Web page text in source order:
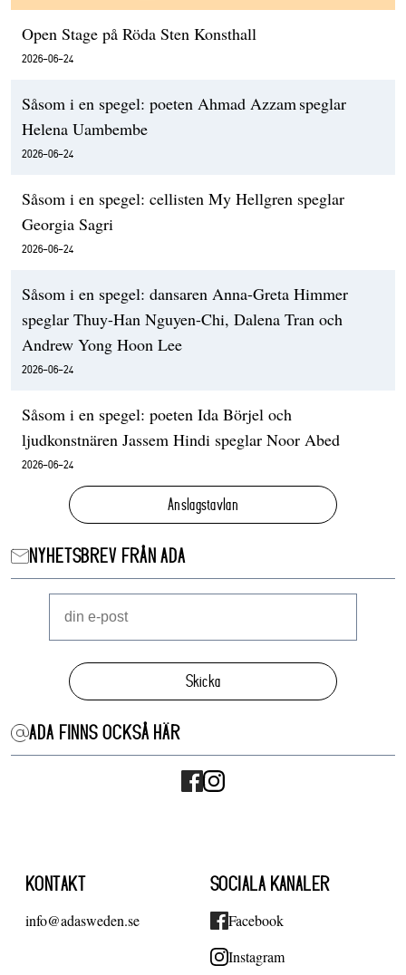
Open Stage på Röda Sten Konsthall
2026-06-24
Såsom i en spegel: poeten Ahmad Azzam speglar
Helena Uambembe
2026-06-24
Såsom i en spegel: cellisten My Hellgren speglar
Georgia Sagri
2026-06-24
Såsom i en spegel: dansaren Anna-Greta Himmer
speglar Thuy-Han Nguyen-Chi, Dalena Tran och
Andrew Yong Hoon Lee
2026-06-24
Såsom i en spegel: poeten Ida Börjel och
ljudkonstnären Jassem Hindi speglar Noor Abed
2026-06-24
Anslagstavlan
NYHETSBREV FRÅN ADA
Skicka
ADA FINNS OCKSÅ HÄR
KONTAKT
info@adasweden.se
SOCIALA KANALER
Facebook
Instagram